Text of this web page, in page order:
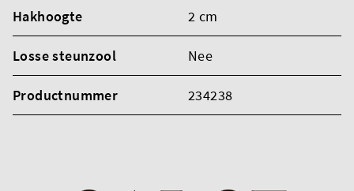
Hakhoogte 2 cm
Losse steunzool Nee
Productnummer 234238